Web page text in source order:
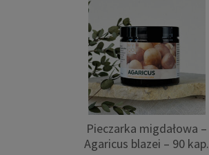
Pieczarka migdałowa –
Agaricus blazei – 90 kap.